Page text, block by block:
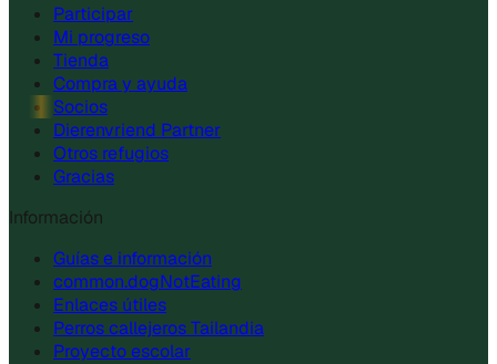
Participar
Mi progreso
Tienda
Compra y ayuda
Socios
Dierenvriend Partner
Otros refugios
Gracias
Información
Guías e información
common.dogNotEating
Enlaces útiles
Perros callejeros Tailandia
Proyecto escolar